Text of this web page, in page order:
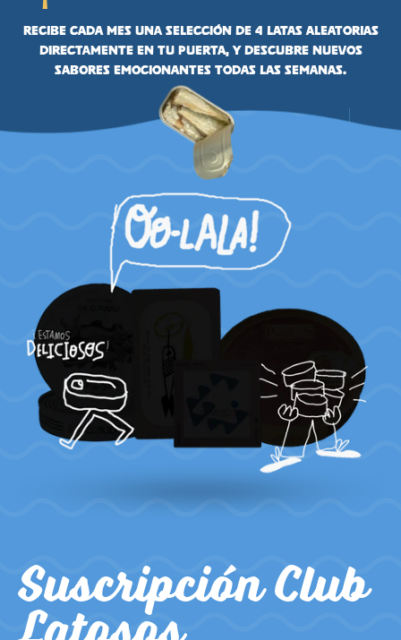
Recibe cada mes una selección de 4 latas aleatorias
directamente en tu puerta, y descubre nuevos
sabores emocionantes todas las semanas.
Suscripción Club